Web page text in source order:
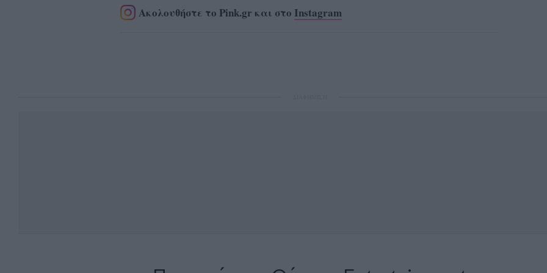
Ακολουθήστε το Pink.gr και στο Instagram